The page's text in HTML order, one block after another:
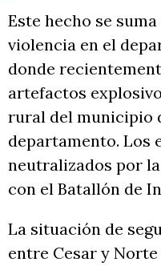
Este hecho se
violencia en el
donde
artefactos
rural del municipio
departamento. Los
neutralizados por
con el Batallón de
La situación de
entre Cesar y